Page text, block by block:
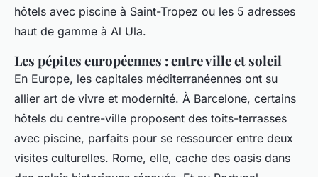
hôtels avec piscine à Saint-Tropez ou les 5 adresses
haut de gamme à Al Ula.
Les pépites européennes : entre ville et soleil
En Europe, les capitales méditerranéennes ont su
allier art de vivre et modernité. À Barcelone, certains
hôtels du centre-ville proposent des toits-terrasses
avec piscine, parfaits pour se ressourcer entre deux
visites culturelles. Rome, elle, cache des oasis dans